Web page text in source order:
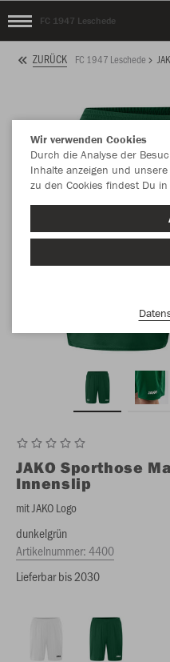
FC 1947 Leschede
ZURÜCK FC 1947 Leschede
JAKO Sporthose
Innenslip
mit JAKO Logo
dunkelgrün
Artikelnummer:4400
Lieferbar bis 2030
Wir verwenden Cookies
Durch die Analyse der
Inhalte anzeigen und
zu den Cookies findest Du